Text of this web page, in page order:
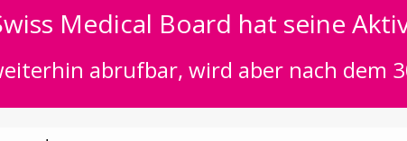
Medical Board hat seine
abrufbar, wird aber nach dem